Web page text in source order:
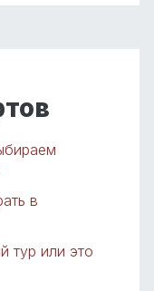
в
тур или это